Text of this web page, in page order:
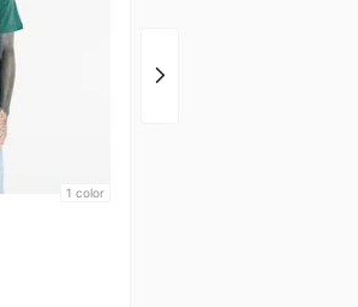
1 color